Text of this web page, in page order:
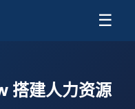
☰
搭建人力资源